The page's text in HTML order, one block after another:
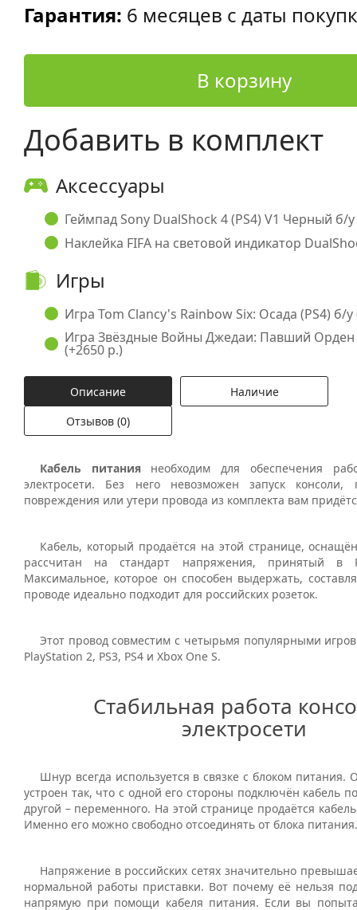
Гарантия: 6 месяцев с даты
В корзину
Добавить в комплект
Аксессуары
Геймпад Sony DualShock 4 (PS4) V1 Черный б/у
Наклейка FIFA на световой индикатор
Игры
Игра Tom Clancy's Rainbow Six: Осада (PS4) б/
Игра Звёздные Войны Джедаи: Павший Орден
(+2650 р.)
Описание
Наличие
Отзывов (0)
Кабель питаниянеобходим для обеспечения
электросети. Без него невозможен запуск консоли,
повреждения или утери провода из комплекта вам
Кабель, который продаётся на этой странице,
рассчитан на стандарт напряжения, принятый
Максимальное, которое он способен выдержать,
проводе идеально подходит для российских розеток.
Этот провод совместим с четырьмя популярными
PlayStation 2, PS3, PS4 и Xbox One S.
Стабильная работа
электросети
Шнур всегда используется в связке с блоком питания.
устроен так, что с одной его стороны подключён кабель
другой – переменного. На этой странице продаётся
Именно его можно свободно отсоединять от блока питания.
Напряжение в российских сетях значительно
нормальной работы приставки. Вот почему её нельзя
напрямую при помощи кабеля питания. Если вы